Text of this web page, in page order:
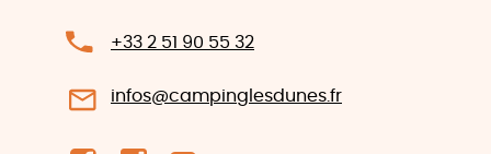
+33 2 51 90 55 32
infos@campinglesdunes.fr